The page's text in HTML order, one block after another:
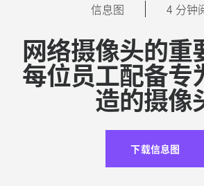
的
重
要
信息图 4 分钟
网络摄像头的重
每位员工配备专
造的摄像
下载信息图